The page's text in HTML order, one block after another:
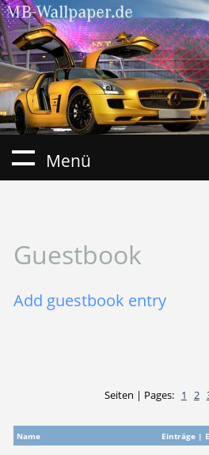
Menü
Guestbook
Add guestbook entry
Seiten | Pages: 1 2
Name Einträge |